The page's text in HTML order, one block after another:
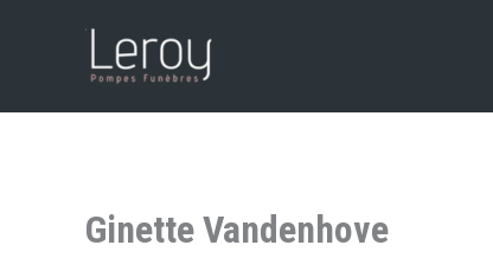
Ginette Vandenhove